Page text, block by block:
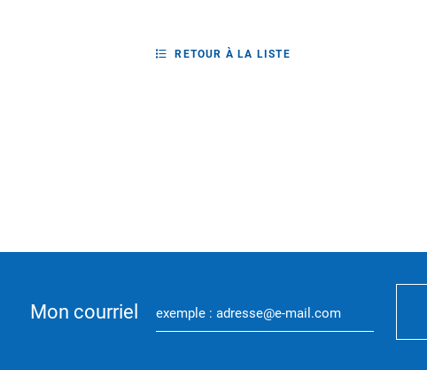
RETOUR À LA LISTE
Mon courriel